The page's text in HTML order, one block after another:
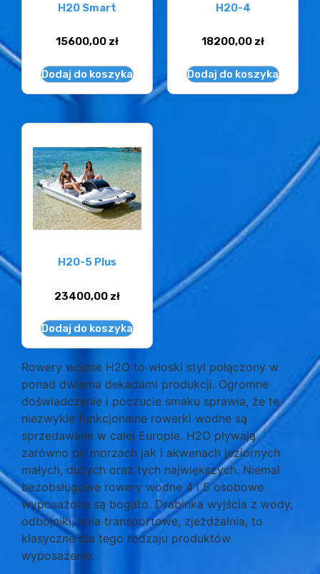
H20 Smart
15600,00 zł
Dodaj do koszyka
H20-4
18200,00 zł
Dodaj do koszyka
H20-5 Plus
23400,00 zł
Dodaj do koszyka
Rowery wodne H2O to włoski styl połączony w
ponad dwiema dekadami produkcji. Ogromne
doświadczenie i poczucie smaku sprawia, że te
niezwykle funkcjonalne rowerki wodne są
sprzedawane w całej Europie. H2O pływają
zarówno po morzach jak i akwenach jeziornych
małych, dużych oraz tych największych. Niemal
bezobsługowe rowery wodne 4 i 5 osobowe
wyposażone są bogato. Drabinka wyjścia z wody,
odbojniki, koła transportowe, zjeżdżalnia, to
klasyczne dla tego rodzaju produktów
wyposażenie.